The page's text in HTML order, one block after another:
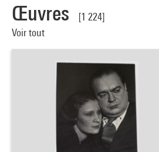
Œuvres
[1 224]
Voir tout